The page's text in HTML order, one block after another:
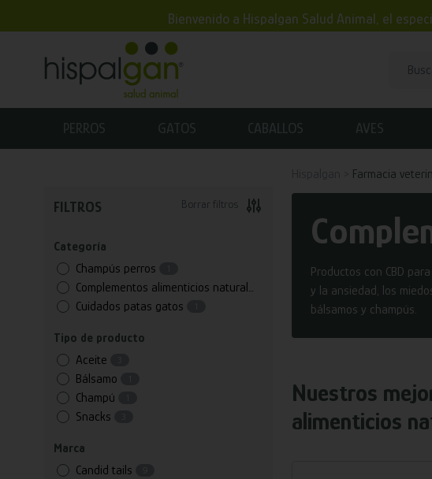
Bienvenido a Hispalgan Salud Animal, el
PERROS GATOS CABALLOS AVES
FILTROS Borrar filtros
Categoría
Champús perros
Complementos alimenticios naturales cbd
Cuidados patas gatos
Tipo de producto
Aceite
Bálsamo
Champú
Snacks
Marca
Candid tails
Farmacia
Productos con CBD
y la ansiedad, los
bálsamos y champús.
Nuestros
alimenticios